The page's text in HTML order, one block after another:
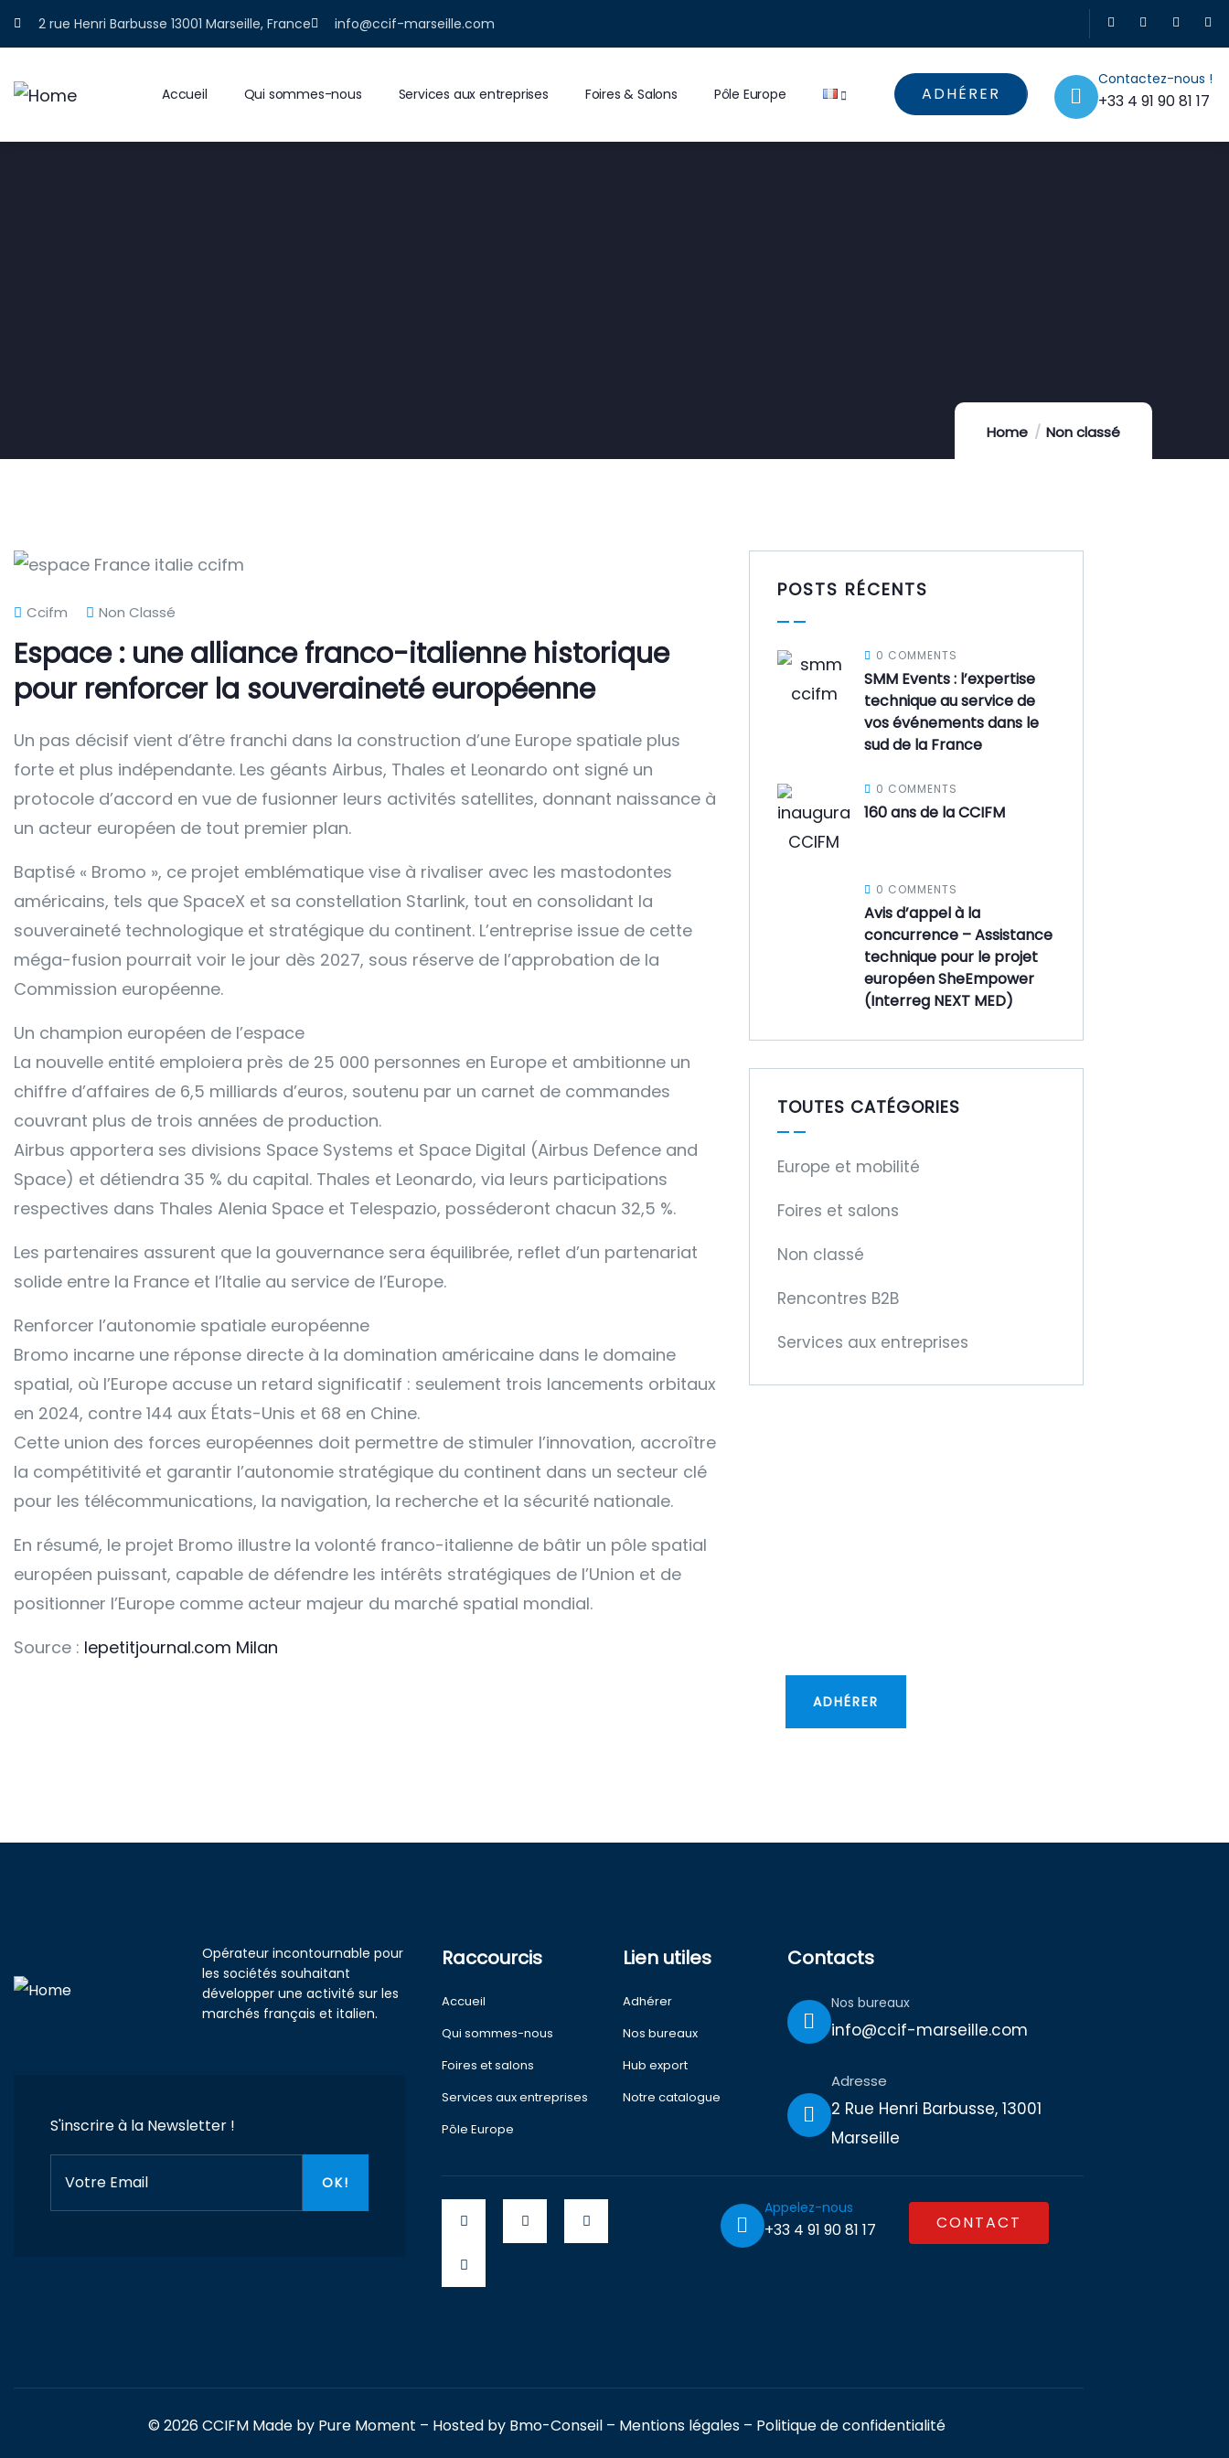
2 rue Henri Barbusse 13001 Marseille, France info@ccif-marseille.com
Accueil Qui sommes-nous Services aux entreprises Foires & Salons Pôle Europe ADHÉRER
Contactez-nous !
+33 4 91 90 81 17
Home Non classé
Ccifm Non Classé
Espace : une alliance franco-italienne historique
pour renforcer la souveraineté européenne
Un pas décisif vient d’être franchi dans la construction d’une Europe spatiale plus
forte et plus indépendante. Les géants Airbus, Thales et Leonardo ont signé un
protocole d’accord en vue de fusionner leurs activités satellites, donnant naissance à
un acteur européen de tout premier plan.
Baptisé « Bromo », ce projet emblématique vise à rivaliser avec les mastodontes
américains, tels que SpaceX et sa constellation Starlink, tout en consolidant la
souveraineté technologique et stratégique du continent. L’entreprise issue de cette
méga-fusion pourrait voir le jour dès 2027, sous réserve de l’approbation de la
Commission européenne.
Un champion européen de l’espace
La nouvelle entité emploiera près de 25 000 personnes en Europe et ambitionne un
chiffre d’affaires de 6,5 milliards d’euros, soutenu par un carnet de commandes
couvrant plus de trois années de production.
Airbus apportera ses divisions Space Systems et Space Digital (Airbus Defence and
Space) et détiendra 35 % du capital. Thales et Leonardo, via leurs participations
respectives dans Thales Alenia Space et Telespazio, posséderont chacun 32,5 %.
Les partenaires assurent que la gouvernance sera équilibrée, reflet d’un partenariat
solide entre la France et l’Italie au service de l’Europe.
Renforcer l’autonomie spatiale européenne
Bromo incarne une réponse directe à la domination américaine dans le domaine
spatial, où l’Europe accuse un retard significatif : seulement trois lancements orbitaux
en 2024, contre 144 aux États-Unis et 68 en Chine.
Cette union des forces européennes doit permettre de stimuler l’innovation, accroître
la compétitivité et garantir l’autonomie stratégique du continent dans un secteur clé
pour les télécommunications, la navigation, la recherche et la sécurité nationale.
En résumé, le projet Bromo illustre la volonté franco-italienne de bâtir un pôle spatial
européen puissant, capable de défendre les intérêts stratégiques de l’Union et de
positionner l’Europe comme acteur majeur du marché spatial mondial.
Source : lepetitjournal.com Milan
POSTS RÉCENTS
0 COMMENTS
SMM Events : l’expertise
technique au service de
vos événements dans le
sud de la France
0 COMMENTS
160 ans de la CCIFM
0 COMMENTS
Avis d’appel à la
concurrence – Assistance
technique pour le projet
européen SheEmpower
(Interreg NEXT MED)
TOUTES CATÉGORIES
Europe et mobilité
Foires et salons
Non classé
Rencontres B2B
Services aux entreprises
ADHÉRER
Opérateur incontournable pour
les sociétés souhaitant
développer une activité sur les
marchés français et italien.
S'inscrire à la Newsletter !
Raccourcis
Accueil
Qui sommes-nous
Foires et salons
Services aux entreprises
Pôle Europe
Lien utiles
Adhérer
Nos bureaux
Hub export
Notre catalogue
Contacts
Nos bureaux
info@ccif-marseille.com
Adresse
2 Rue Henri Barbusse, 13001
Marseille
Appelez-nous
+33 4 91 90 81 17 CONTACT
© 2026 CCIFM Made by Pure Moment – Hosted by Bmo-Conseil – Mentions légales – Politique de confidentialité